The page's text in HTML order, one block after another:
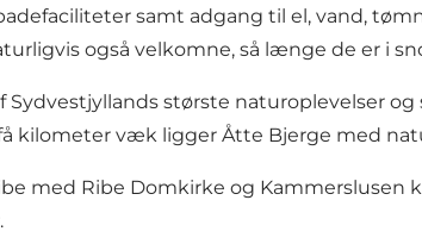
samt adgang til el, vand,
også velkomne, så længe de er i
største naturoplevelser
kilometer væk ligger Åtte Bjerge med
med Ribe Domkirke og